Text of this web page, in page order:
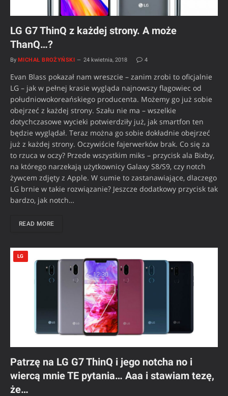
LG G7 ThinQ z każdej strony. A może
ThanQ…?
By MICHAŁ BROŻYŃSKI 24 kwietnia, 2018 4
Evan Blass pokazał nam wreszcie – zanim zrobi to oficjalnie
LG – jak w pełnej krasie wygląda najnowszy flagowiec od
południowokoreańskiego producenta. Możemy go już sobie
obejrzeć z każdej strony. Szału nie ma – wszelkie
dotychczasowe wycieki potwierdziły już, jak smartfon ten
będzie wyglądał. Teraz można go sobie dokładnie obejrzeć
już z każdej strony. Oczywiście fajerwerków brak. Co się za
to rzuca w oczy? Przede wszystkim miks – przycisk ala Bixby,
na którego narzekają użytkownicy Galaxy S8/S9, czy notch
żywcem zdjęty z Apple. W sumie to zastanawiające, dlaczego
LG brnie w takie rozwiązanie? Jeszcze dodatkowy przycisk tak
bardzo, jak notch…
READ MORE
LG
Patrzę na LG G7 ThinQ i jego notcha no i
wiercą mnie TE pytania… Aaa i stawiam tezę,
że…